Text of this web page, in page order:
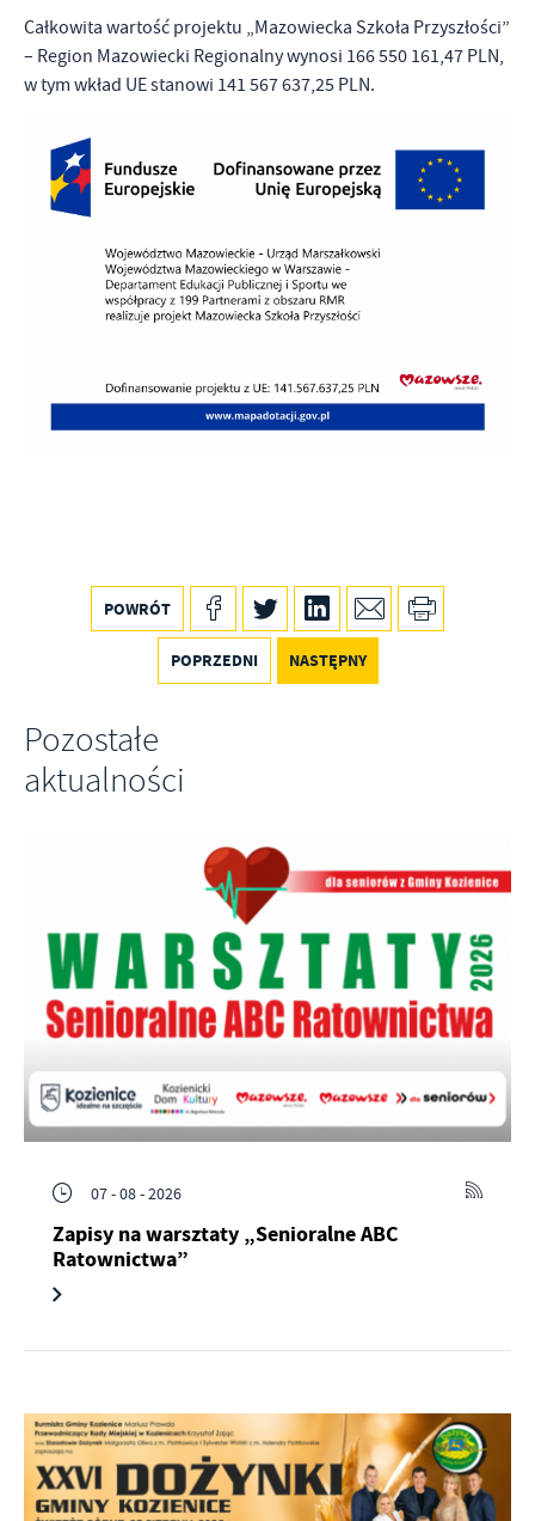
Całkowita wartość projektu „Mazowiecka Szkoła Przyszłości”
– Region Mazowiecki Regionalny wynosi 166 550 161,47 PLN,
w tym wkład UE stanowi 141 567 637,25 PLN.
POWRÓT
POPRZEDNI NASTĘPNY
Pozostałe
aktualności
07 - 08 - 2026
Zapisy na warsztaty „Senioralne ABC
Ratownictwa”